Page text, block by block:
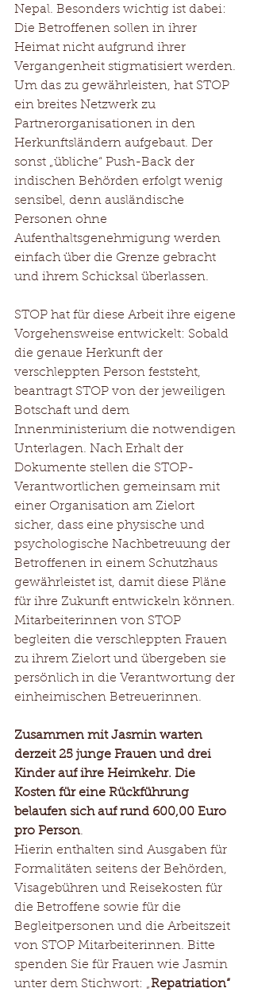
Nepal. Besonders wichtig ist dabei:
Die Betroffenen sollen in ihrer
Heimat nicht aufgrund ihrer
Vergangenheit stigmatisiert werden.
Um das zu gewährleisten, hat STOP
ein breites Netzwerk zu
Partnerorganisationen in den
Herkunftsländern aufgebaut. Der
sonst „übliche“ Push-Back der
indischen Behörden erfolgt wenig
sensibel, denn ausländische
Personen ohne
Aufenthaltsgenehmigung werden
einfach über die Grenze gebracht
und ihrem Schicksal überlassen.
STOP hat für diese Arbeit ihre eigene
Vorgehensweise entwickelt: Sobald
die genaue Herkunft der
verschleppten Person feststeht,
beantragt STOP von der jeweiligen
Botschaft und dem
Innenministerium die notwendigen
Unterlagen. Nach Erhalt der
Dokumente stellen die STOP-
Verantwortlichen gemeinsam mit
einer Organisation am Zielort
sicher, dass eine physische und
psychologische Nachbetreuung der
Betroffenen in einem Schutzhaus
gewährleistet ist, damit diese Pläne
für ihre Zukunft entwickeln können.
Mitarbeiterinnen von STOP
begleiten die verschleppten Frauen
zu ihrem Zielort und übergeben sie
persönlich in die Verantwortung der
einheimischen Betreuerinnen.
Zusammen mit Jasmin warten
derzeit 25 junge Frauen und drei
Kinder auf ihre Heimkehr. Die
Kosten für eine Rückführung
belaufen sich auf rund 600,00 Euro
pro Person.
Hierin enthalten sind Ausgaben für
Formalitäten seitens der Behörden,
Visagebühren und Reisekosten für
die Betroffene sowie für die
Begleitpersonen und die Arbeitszeit
von STOP Mitarbeiterinnen. Bitte
spenden Sie für Frauen wie Jasmin
unter dem Stichwort: „Repatriation“